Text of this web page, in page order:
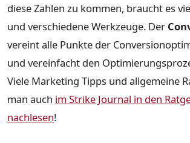
diese Zahlen zu kommen, braucht es
und verschiedene Werkzeuge. Der
vereint alle Punkte der
und vereinfacht den
Viele Marketing Tipps und allgemeine
man auch im Strike Journal in den
nachlesen!